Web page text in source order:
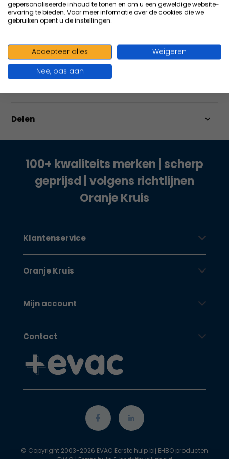
Vergelijk
Productomschrijving
Delen
100+ kwaliteits merken | scherp
geprijsd | volgens richtlijnen
Oranje Kruis
Klantenservice
Oranje Kruis
Mijn account
Contact
© Copyright 2003-2026 EVAC Eerste hulp bij EHBO producten
gepersonaliseerde inhoud te tonen en om u een geweldige website-
ervaring te bieden. Voor meer informatie over de cookies die we
gebruiken opent u de instellingen.
Accepteer alles
Weigeren
Nee, pas aan